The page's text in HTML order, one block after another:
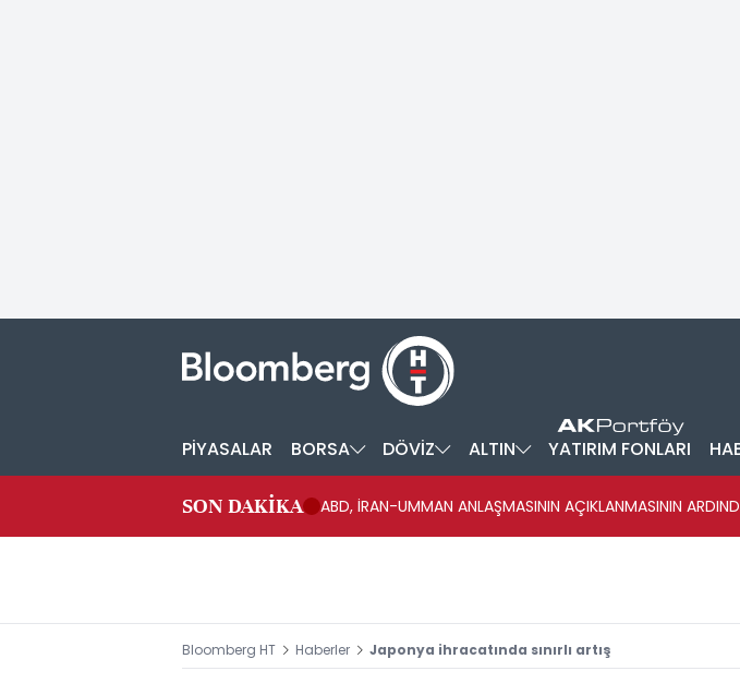
PİYASALAR BORSA DÖVİZ ALTIN YATIRIM FONLARI
SON DAKİKA ABD, İRAN-UMMAN ANLAŞMASININ AÇIKLANMASININ
Bloomberg HT Haberler Japonya ihracatında sınırlı artış